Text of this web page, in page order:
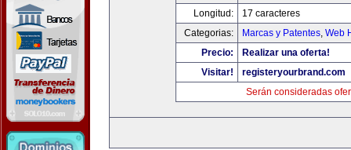
Longitud:
17 caracteres
Categorias:
Marcas y Patentes, Web
Precio:
Realizar una oferta!
Visitar!
registeryourbrand.com
Serán consideradas